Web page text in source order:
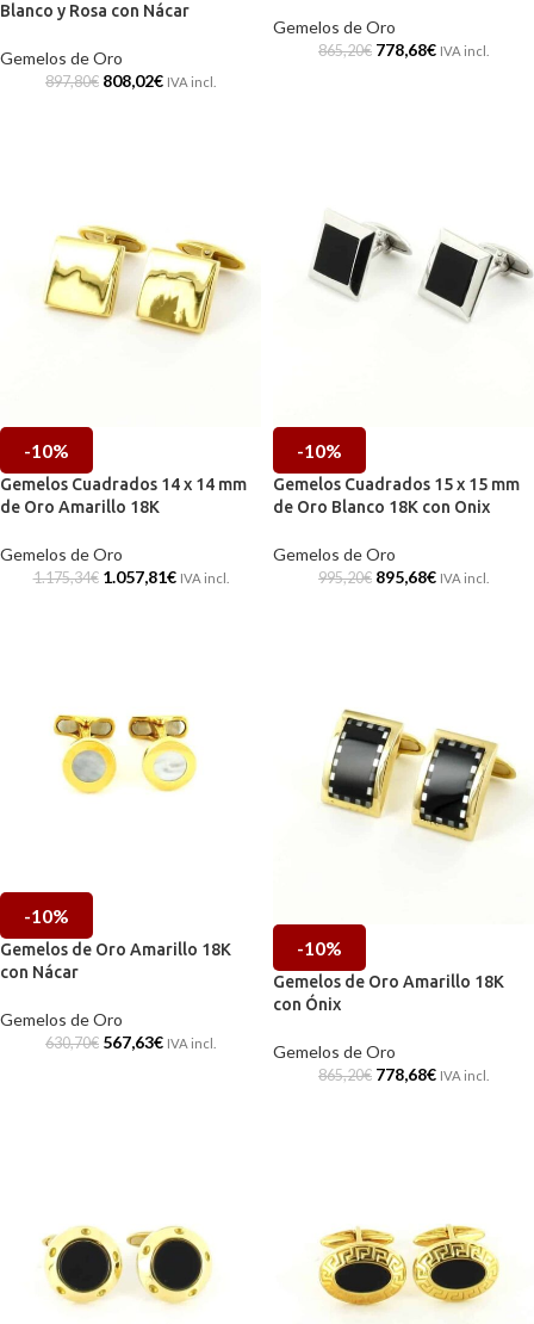
Blanco y Rosa con Nácar
Gemelos de Oro
897,80€ 808,02€ IVA incl.
Gemelos de Oro
865,20€ 778,68€ IVA incl.
-10%
Gemelos Cuadrados 14 x 14 mm
de Oro Amarillo 18K
Gemelos de Oro
1.175,34€ 1.057,81€ IVA incl.
-10%
Gemelos Cuadrados 15 x 15 mm
de Oro Blanco 18K con Onix
Gemelos de Oro
995,20€ 895,68€ IVA incl.
-10%
Gemelos de Oro Amarillo 18K
con Nácar
Gemelos de Oro
630,70€ 567,63€ IVA incl.
-10%
Gemelos de Oro Amarillo 18K
con Ónix
Gemelos de Oro
865,20€ 778,68€ IVA incl.